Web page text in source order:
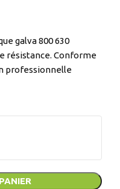
galva 800 630
résistance. Conforme
professionnelle